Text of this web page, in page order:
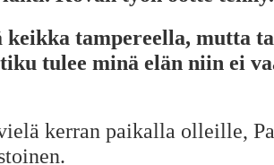
tampereella, mutta
tulee minä elän niin ei
kerran paikalla olleille,